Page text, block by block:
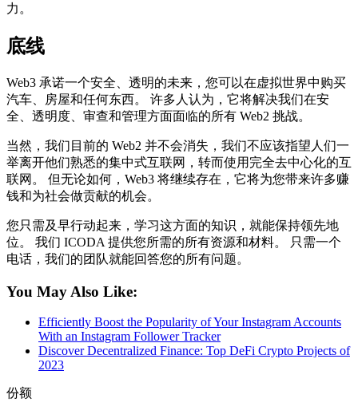
力。
底线
Web3 承诺一个安全、透明的未来，您可以在虚拟世界中购买
汽车、房屋和任何东西。 许多人认为，它将解决我们在安
全、透明度、审查和管理方面面临的所有 Web2 挑战。
当然，我们目前的 Web2 并不会消失，我们不应该指望人们一
举离开他们熟悉的集中式互联网，转而使用完全去中心化的互
联网。 但无论如何，Web3 将继续存在，它将为您带来许多赚
钱和为社会做贡献的机会。
您只需及早行动起来，学习这方面的知识，就能保持领先地
位。 我们 ICODA 提供您所需的所有资源和材料。 只需一个
电话，我们的团队就能回答您的所有问题。
You May Also Like:
Efficiently Boost the Popularity of Your Instagram Accounts
With an Instagram Follower Tracker
Discover Decentralized Finance: Top DeFi Crypto Projects of
2023
份额